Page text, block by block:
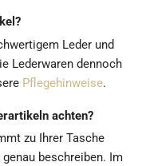
Leder und
Lederwaren dennoch
Pflegehinweise.
achten?
zu Ihrer Tasche
beschreiben. Im